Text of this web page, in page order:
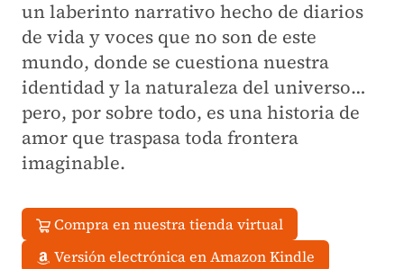
un laberinto narrativo hecho de diarios
de vida y voces que no son de este
mundo, donde se cuestiona nuestra
identidad y la naturaleza del universo…
pero, por sobre todo, es una historia de
amor que traspasa toda frontera
imaginable.
Compra en nuestra tienda virtual
Versión electrónica en Amazon Kindle